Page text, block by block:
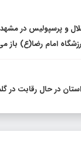
و پرسپولیس در
امام رضا(ع) باز